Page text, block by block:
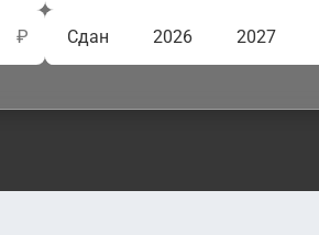
₽ Сдан 2026 2027